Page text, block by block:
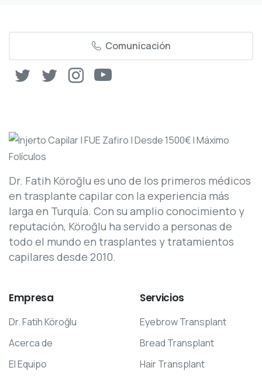
Comunicación
Dr. Fatih Köroğlu es uno de los primeros médicos
en trasplante capilar con la experiencia más
larga en Turquía. Con su amplio conocimiento y
reputación, Köroğlu ha servido a personas de
todo el mundo en trasplantes y tratamientos
capilares desde 2010.
Empresa
Dr. Fatih Köroğlu
Acerca de
El Equipo
Servicios
Eyebrow Transplant
Bread Transplant
Hair Transplant